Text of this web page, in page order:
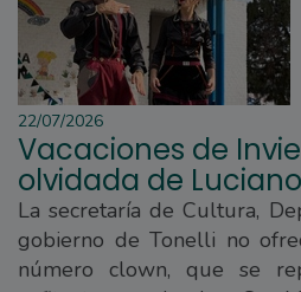
22/07/2026
Vacaciones de
olvidada de
La secretaría de Cultura,
gobierno de Tonelli no
número clown, que se